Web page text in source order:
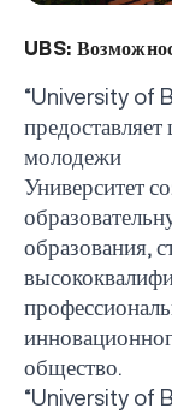
UBS:
“University of
молодежи
Университет
образования,
общество.
“University of